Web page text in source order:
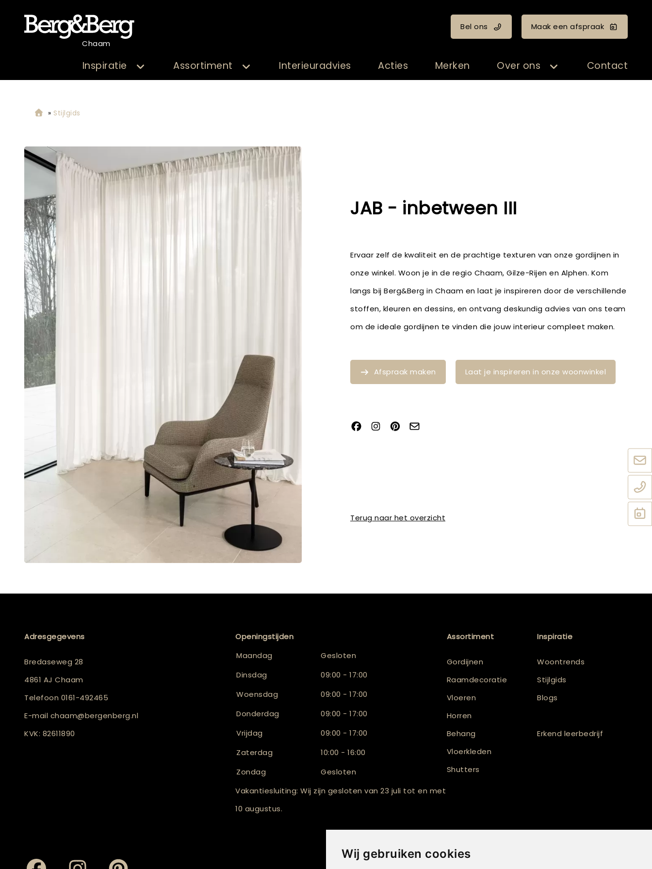
Wij gebruiken cookies
Chaam
Bel ons Maak een afspraak
Inspiratie Assortiment Interieuradvies Acties Merken Over ons Contact
» Stijlgids
JAB - inbetween III
Ervaar zelf de kwaliteit en de prachtige texturen van onze gordijnen in
onze winkel. Woon je in de regio Chaam, Gilze-Rijen en Alphen. Kom
langs bij Berg&Berg in Chaam en laat je inspireren door de verschillende
stoffen, kleuren en dessins, en ontvang deskundig advies van ons team
om de ideale gordijnen te vinden die jouw interieur compleet maken.
Afspraak maken Laat je inspireren in onze woonwinkel
Terug naar het overzicht
Adresgegevens
Bredaseweg 28
4861 AJ Chaam
Telefoon 0161-492465
E-mail chaam@bergenberg.nl
KVK: 82611890
Openingstijden
Maandag
Gesloten
Dinsdag
09:00 - 17:00
Woensdag
09:00 - 17:00
Donderdag
09:00 - 17:00
Vrijdag
09:00 - 17:00
Zaterdag
10:00 - 16:00
Zondag
Gesloten
Vakantiesluiting: Wij zijn gesloten van 23 juli tot en met
10 augustus.
Assortiment
Gordijnen
Raamdecoratie
Vloeren
Horren
Behang
Vloerkleden
Shutters
Inspiratie
Woontrends
Stijlgids
Blogs
Erkend leerbedrijf